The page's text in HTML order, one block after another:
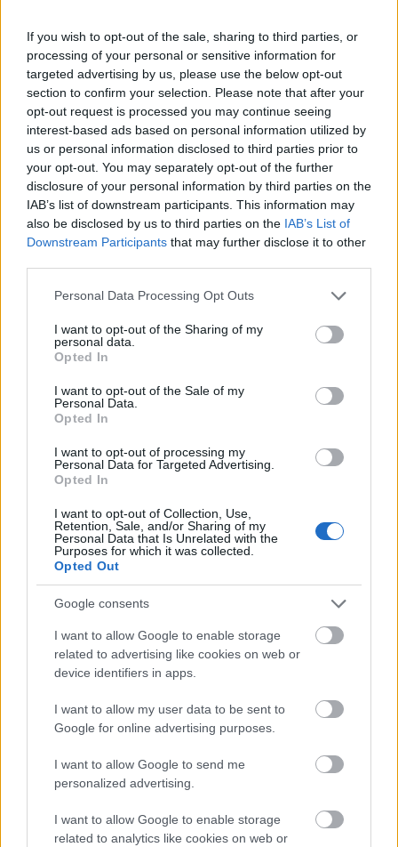
If you wish to opt-out of the sale, sharing to third parties, or
processing of your personal or sensitive information for
targeted advertising by us, please use the below opt-out
section to confirm your selection. Please note that after your
opt-out request is processed you may continue seeing
interest-based ads based on personal information utilized by
us or personal information disclosed to third parties prior to
your opt-out. You may separately opt-out of the further
disclosure of your personal information by third parties on the
IAB’s list of downstream participants. This information may
also be disclosed by us to third parties on the IAB’s List of
Downstream Participants that may further disclose it to other
Please note that this website/app uses one or more Google
not limited to your visit or usage behaviour. You may click to
grant or deny consent to Google and its third-party tags to
use your data for below specified purposes in below Google
consent section.
Personal Data Processing Opt Outs
I want to opt-out of the Sharing of my
personal data.
Opted In
I want to opt-out of the Sale of my
Personal Data.
Opted In
I want to opt-out of processing my
Personal Data for Targeted Advertising.
Opted In
I want to opt-out of Collection, Use,
Retention, Sale, and/or Sharing of my
Personal Data that Is Unrelated with the
Purposes for which it was collected.
Opted Out
Google consents
I want to allow Google to enable storage
related to advertising like cookies on web or
device identifiers in apps.
I want to allow my user data to be sent to
Google for online advertising purposes.
I want to allow Google to send me
personalized advertising.
I want to allow Google to enable storage
related to analytics like cookies on web or
NÉPSZERŰ
Hitelfordulat 2026: elzárja a pénzcsapot az
állam
Vagyonvisszaszerzés: amikor a pénz
gyorsabban fut, mint a jog
ELEMZÉSEK 2026. júl. 21.